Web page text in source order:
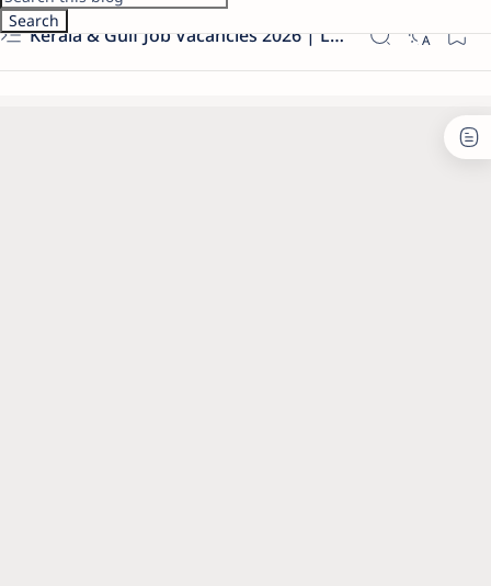
Kerala & Gulf Job Vacancies 2026 | Latest Govt & Private Jobs